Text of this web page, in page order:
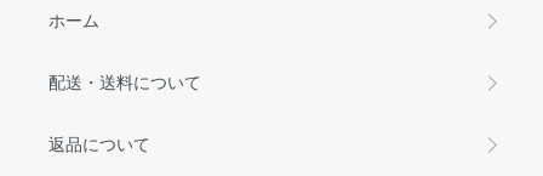
ホーム
配送・送料について
返品について